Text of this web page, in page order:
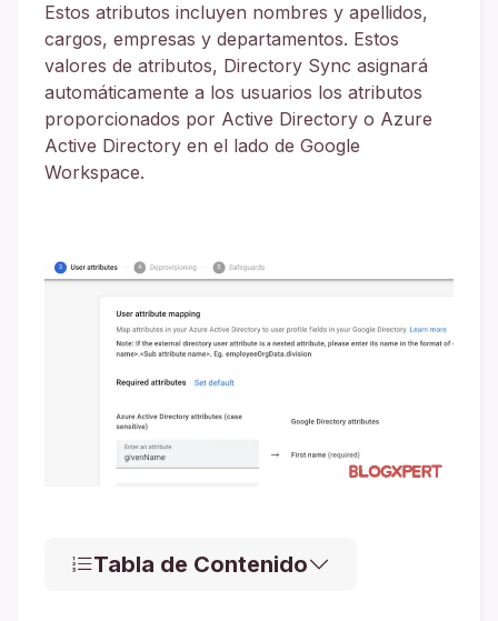
Estos atributos incluyen nombres y apellidos,
cargos, empresas y departamentos. Estos
valores de atributos, Directory Sync asignará
automáticamente a los usuarios los atributos
proporcionados por Active Directory o Azure
Active Directory en el lado de Google
Workspace.
Tabla de Contenido